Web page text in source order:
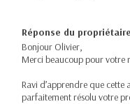
Réponse du
Bonjour Olivier,
Merci beaucoup pour votre
Ravi d’apprendre que
parfaitement résolu votre